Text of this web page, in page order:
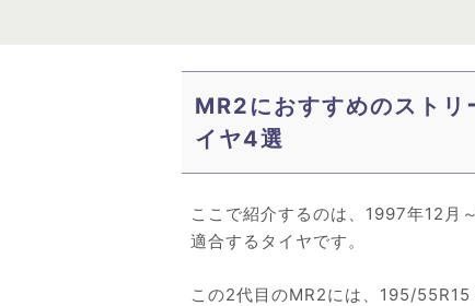
MR2におすすめのストリ
イヤ4選
ここで紹介するのは、1997年12月
適合するタイヤです。
この2代目のMR2には、195/